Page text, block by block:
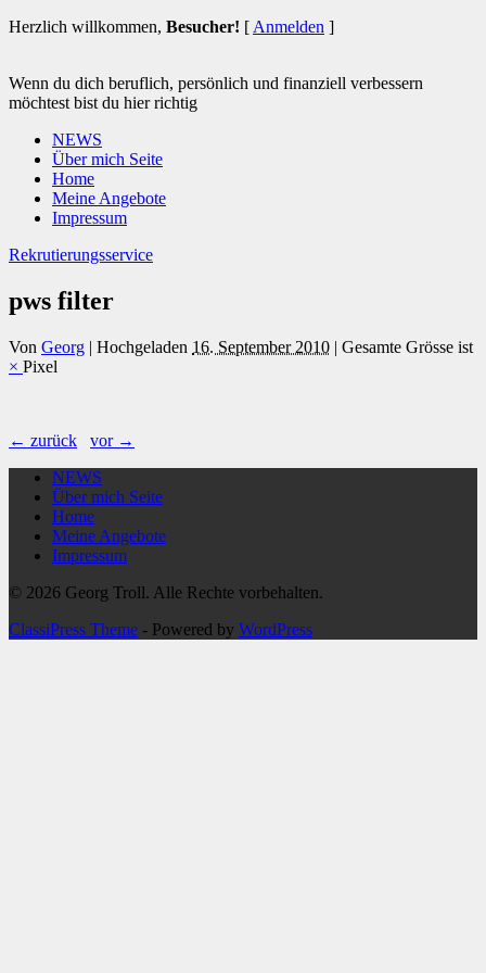
Herzlich willkommen, Besucher! [ Anmelden ]
Wenn du dich beruflich, persönlich und finanziell verbessern
möchtest bist du hier richtig
NEWS
Über mich Seite
Home
Meine Angebote
Impressum
Rekrutierungsservice
pws filter
Von Georg | Hochgeladen 16. September 2010 | Gesamte Grösse ist
× Pixel
← zurück
vor →
NEWS
Über mich Seite
Home
Meine Angebote
Impressum
© 2026 Georg Troll. Alle Rechte vorbehalten.
ClassiPress Theme - Powered by WordPress